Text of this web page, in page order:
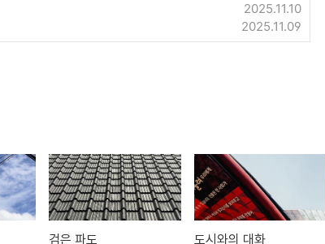
2025.11.10
2025.11.09
검은 파도 도시와의 대화